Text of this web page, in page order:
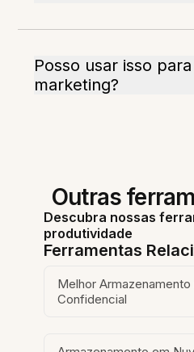
Posso usar isso
marketing?
Outras
Descubra nossas
produtividade
Ferramentas
Melhor Armazenamento
Confidencial